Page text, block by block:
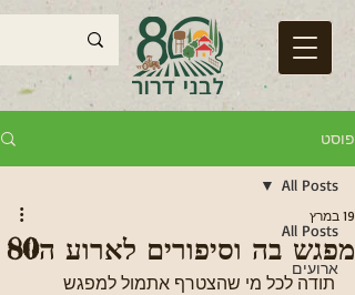
פוסט
All Posts
ארועים
All Posts
מפגש בה וסיפורים לארוע ה80
19 במרץ
תודה לכל מי שהצטרף אתמול למפגש